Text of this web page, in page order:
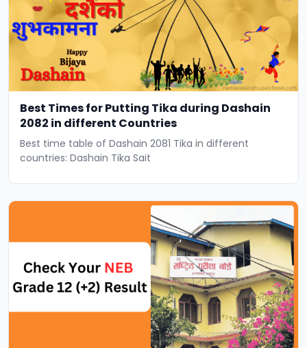
Best Times for Putting Tika during Dashain
2082 in different Countries
Best time table of Dashain 2081 Tika in different
countries: Dashain Tika Sait